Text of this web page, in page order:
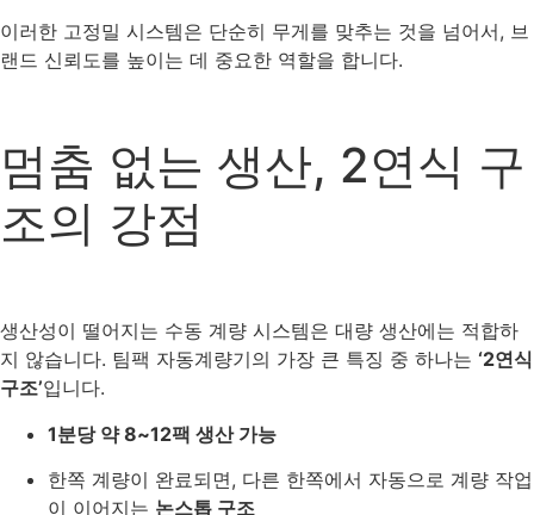
이러한 고정밀 시스템은 단순히 무게를 맞추는 것을 넘어서, 브
랜드 신뢰도를 높이는 데 중요한 역할을 합니다.
멈춤 없는 생산, 2연식 구
조의 강점
생산성이 떨어지는 수동 계량 시스템은 대량 생산에는 적합하
지 않습니다. 팀팩 자동계량기의 가장 큰 특징 중 하나는 ‘2연식
구조’입니다.
1분당 약 8~12팩 생산 가능
한쪽 계량이 완료되면, 다른 한쪽에서 자동으로 계량 작업
이 이어지는 논스톱 구조